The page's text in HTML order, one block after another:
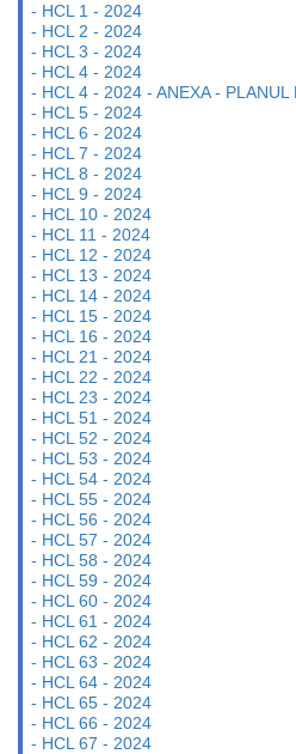
- HCL 1 - 2024
- HCL 2 - 2024
- HCL 3 - 2024
- HCL 4 - 2024
- HCL 4 - 2024 - ANEXA - PLANUL
- HCL 5 - 2024
- HCL 6 - 2024
- HCL 7 - 2024
- HCL 8 - 2024
- HCL 9 - 2024
- HCL 10 - 2024
- HCL 11 - 2024
- HCL 12 - 2024
- HCL 13 - 2024
- HCL 14 - 2024
- HCL 15 - 2024
- HCL 16 - 2024
- HCL 21 - 2024
- HCL 22 - 2024
- HCL 23 - 2024
- HCL 51 - 2024
- HCL 52 - 2024
- HCL 53 - 2024
- HCL 54 - 2024
- HCL 55 - 2024
- HCL 56 - 2024
- HCL 57 - 2024
- HCL 58 - 2024
- HCL 59 - 2024
- HCL 60 - 2024
- HCL 61 - 2024
- HCL 62 - 2024
- HCL 63 - 2024
- HCL 64 - 2024
- HCL 65 - 2024
- HCL 66 - 2024
- HCL 67 - 2024